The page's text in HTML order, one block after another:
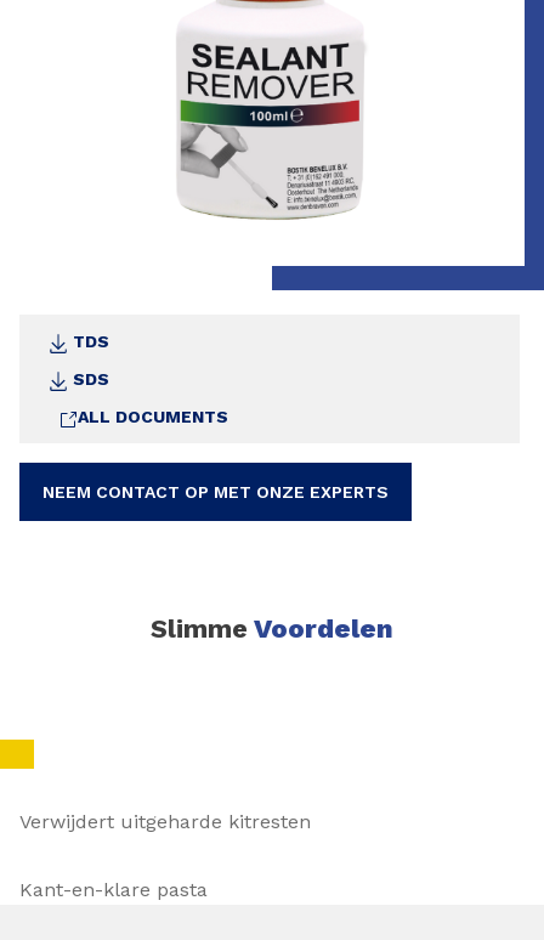
TDS
SDS
ALL DOCUMENTS
NEEM CONTACT OP MET ONZE EXPERTS
Slimme Voordelen
Verwijdert uitgeharde kitresten
Kant-en-klare pasta